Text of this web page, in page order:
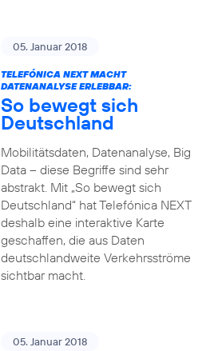
05. Januar 2018
TELEFÓNICA NEXT MACHT
DATENANALYSE ERLEBBAR:
So bewegt sich
Deutschland
Mobilitätsdaten, Datenanalyse, Big
Data – diese Begriffe sind sehr
abstrakt. Mit „So bewegt sich
Deutschland“ hat Telefónica NEXT
deshalb eine interaktive Karte
geschaffen, die aus Daten
deutschlandweite Verkehrsströme
sichtbar macht.
05. Januar 2018